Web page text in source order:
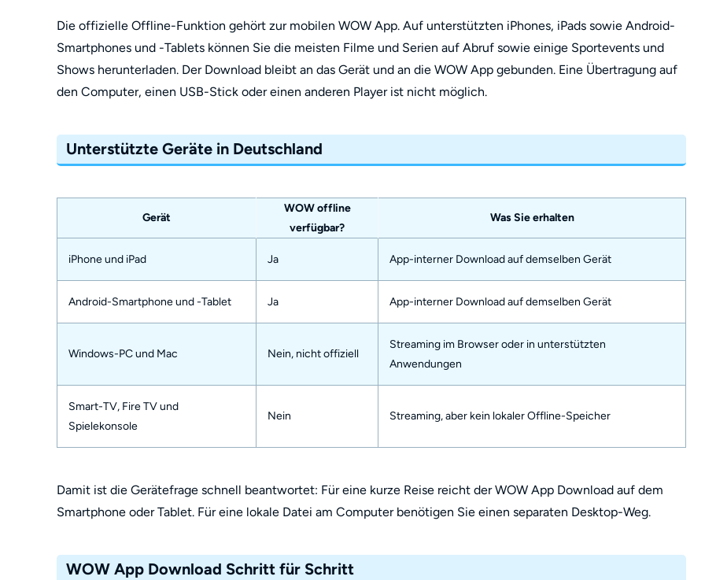
Die offizielle Offline-Funktion gehört zur mobilen WOW App. Auf unterstützten iPhones, iPads sowie Android-
Smartphones und -Tablets können Sie die meisten Filme und Serien auf Abruf sowie einige Sportevents und
Shows herunterladen. Der Download bleibt an das Gerät und an die WOW App gebunden. Eine Übertragung auf
den Computer, einen USB-Stick oder einen anderen Player ist nicht möglich.
Unterstützte Geräte in Deutschland
Gerät
WOW offline
verfügbar?
Was Sie erhalten
iPhone und iPad Ja App-interner Download auf demselben Gerät
Android-Smartphone und -Tablet Ja App-interner Download auf demselben Gerät
Windows-PC und Mac Nein, nicht offiziell
Streaming im Browser oder in unterstützten
Anwendungen
Smart-TV, Fire TV und
Spielekonsole
Nein Streaming, aber kein lokaler Offline-Speicher
Damit ist die Gerätefrage schnell beantwortet: Für eine kurze Reise reicht der WOW App Download auf dem
Smartphone oder Tablet. Für eine lokale Datei am Computer benötigen Sie einen separaten Desktop-Weg.
WOW App Download Schritt für Schritt